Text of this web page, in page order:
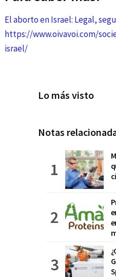
El aborto en Israel: Legal,
https://www.oivavoi.com/
israel/
Lo más visto
Notas